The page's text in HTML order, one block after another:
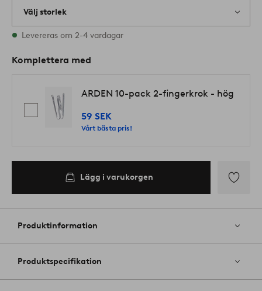
Välj storlek
Alla storlekar finns i lager
Levereras om 2-4 vardagar
Komplettera med
ARDEN 10-pack 2-fingerkrok - hög
59 SEK
Vårt bästa pris!
Lägg i varukorgen
till
favoriter
Produktinformation
Produktspecifikation